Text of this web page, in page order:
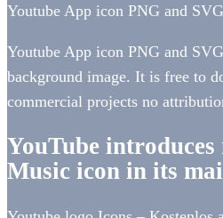
Youtube App icon PNG and
Youtube App icon PNG and
background image. It is free to
commercial projects no
YouTube introduces
Music icon in its